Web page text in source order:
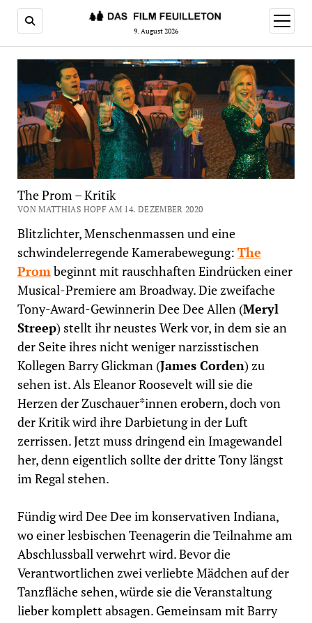
9. August 2026
Menü
öffnen
The Prom – Kritik
VON MATTHIAS HOPF AM 14. DEZEMBER 2020
Blitzlichter, Menschenmassen und eine
schwindelerregende Kamerabewegung: The
Prombeginnt mit rauschhaften Eindrücken einer
Musical-Premiere am Broadway. Die zweifache
Tony-Award-Gewinnerin Dee Dee Allen (Meryl
Streep) stellt ihr neustes Werk vor, in dem sie an
der Seite ihres nicht weniger narzisstischen
Kollegen Barry Glickman (James Corden) zu
sehen ist. Als Eleanor Roosevelt will sie die
Herzen der Zuschauer*innen erobern, doch von
der Kritik wird ihre Darbietung in der Luft
zerrissen. Jetzt muss dringend ein Imagewandel
her, denn eigentlich sollte der dritte Tony längst
im Regal stehen.
Fündig wird Dee Dee im konservativen Indiana,
wo einer lesbischen Teenagerin die Teilnahme am
Abschlussball verwehrt wird. Bevor die
Verantwortlichen zwei verliebte Mädchen auf der
Tanzfläche sehen, würde sie die Veranstaltung
lieber komplett absagen. Gemeinsam mit Barry